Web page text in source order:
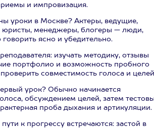
и импровизация.
уроки в Москве? Актеры, ведущие,
юристы, менеджеры, блогеры — люди,
ясно и убедительно.
изучать методику, отзывы
портфолио и возможность пробного
совместимость голоса и
урок? Обычно начинается
обсуждением целей, затем
проба дыхания и артикуляции.
к прогрессу встречаются: застой в